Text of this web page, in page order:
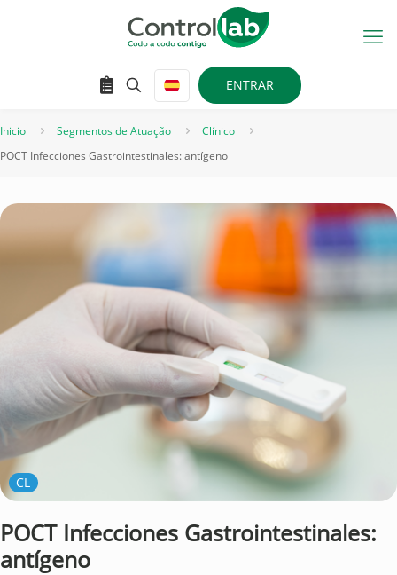
ENTRAR
Inicio Segmentos de Atuação
Clínico
POCT Infecciones Gastrointestinales: antígeno
CL
POCT Infecciones Gastrointestinales:
antígeno